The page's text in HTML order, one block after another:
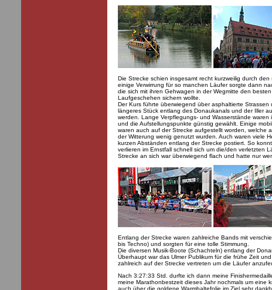
Die Strecke schien insgesamt recht kurzweilig durch
einige Verwirrung für so manchen Läufer sorgte dann
die sich mit ihren Gehwagen in der Wegmitte den
Laufgeschehen sichern wollte.
Der Kurs führte überwiegend über asphaltierte Strassen
längeres Stück entlang des Donaukanals und der Iller
werden. Lange Verpflegungs- und Wasserstände
und die Aufstellungspunkte günstig gewählt. Einige
waren auch auf der Strecke aufgestellt worden, welche
der Witterung wenig genutzt wurden. Auch waren viele
kurzen Abständen entlang der Strecke postiert. So
verlieren im Ernstfall schnell sich um die/den verletzten
Strecke an sich war überwiegend flach und hatte nur
Entlang der Strecke waren zahlreiche Bands mit
bis Techno) und sorgten für eine tolle Stimmung.
Die diversen Musik-Boote (Schachteln) entlang der
Überhaupt war das Ulmer Publikum für die frühe Zeit
zahlreich auf der Strecke vertreten um die Läufer
Nach 3:27:33 Std. durfte ich dann meine
meine Marathonbestzeit dieses Jahr nochmals um eine
auch über die goldene Warmhaltefolie im Ziel sehr